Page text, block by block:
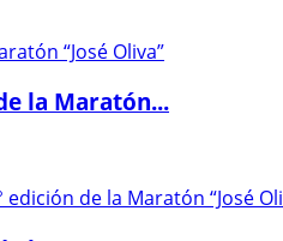
la Maratón...